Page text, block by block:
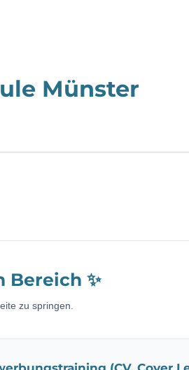
Münster
✨
zu springen.